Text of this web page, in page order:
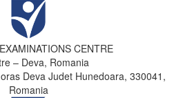
CENTRE
– Deva, Romania
Deva Judet Hunedoara, 330041,
Romania